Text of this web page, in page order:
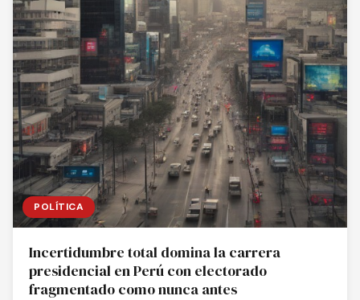
POLÍTICA
Incertidumbre total domina la carrera
presidencial en Perú con electorado
fragmentado como nunca antes